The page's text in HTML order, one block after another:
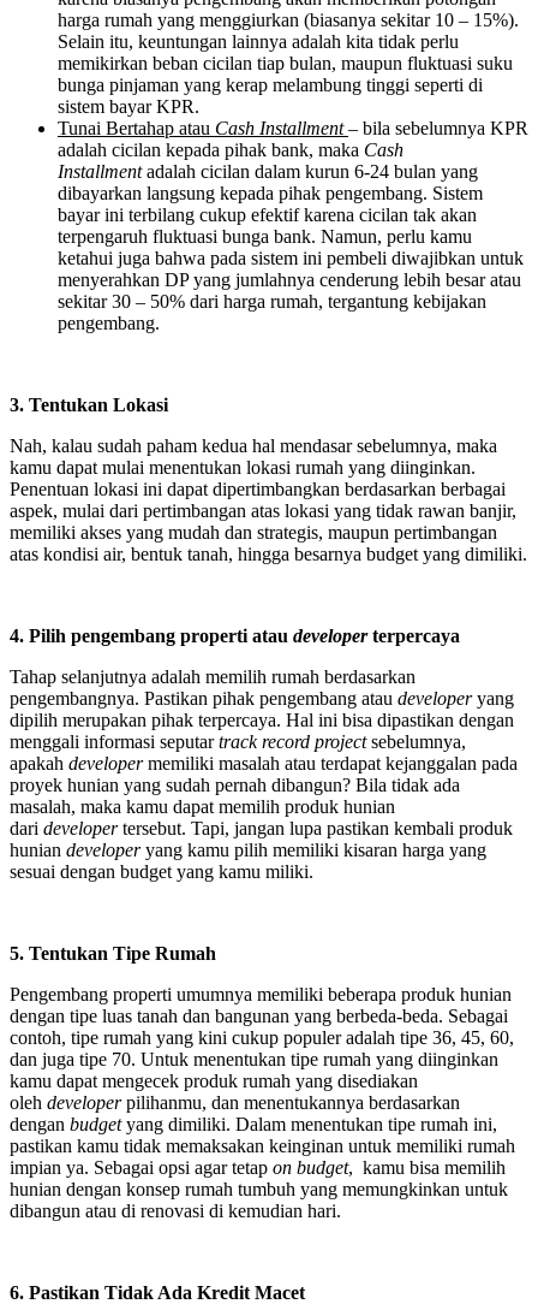
harga rumah yang menggiurkan (biasanya sekitar 10 – 15%).
Selain itu, keuntungan lainnya adalah kita tidak perlu
memikirkan beban cicilan tiap bulan, maupun fluktuasi suku
bunga pinjaman yang kerap melambung tinggi seperti di
sistem bayar KPR.
Tunai Bertahap atau Cash Installment – bila sebelumnya KPR
adalah cicilan kepada pihak bank, maka Cash
Installmentadalah cicilan dalam kurun 6-24 bulan yang
dibayarkan langsung kepada pihak pengembang. Sistem
bayar ini terbilang cukup efektif karena cicilan tak akan
terpengaruh fluktuasi bunga bank. Namun, perlu kamu
ketahui juga bahwa pada sistem ini pembeli diwajibkan untuk
menyerahkan DP yang jumlahnya cenderung lebih besar atau
sekitar 30 – 50% dari harga rumah, tergantung kebijakan
pengembang.
3. Tentukan Lokasi
Nah, kalau sudah paham kedua hal mendasar sebelumnya, maka
kamu dapat mulai menentukan lokasi rumah yang diinginkan.
Penentuan lokasi ini dapat dipertimbangkan berdasarkan berbagai
aspek, mulai dari pertimbangan atas lokasi yang tidak rawan banjir,
memiliki akses yang mudah dan strategis, maupun pertimbangan
atas kondisi air, bentuk tanah, hingga besarnya budget yang dimiliki.
4. Pilih pengembang properti atau developerterpercaya
Tahap selanjutnya adalah memilih rumah berdasarkan
pengembangnya. Pastikan pihak pengembang atau developeryang
dipilih merupakan pihak terpercaya. Hal ini bisa dipastikan dengan
menggali informasi seputartrack record projectsebelumnya,
apakah developermemiliki masalah atau terdapat kejanggalan pada
proyek hunian yang sudah pernah dibangun? Bila tidak ada
masalah, maka kamu dapat memilih produk hunian
dari developertersebut. Tapi, jangan lupa pastikan kembali produk
hunian developeryang kamu pilih memiliki kisaran harga yang
sesuai dengan budget yang kamu miliki.
5. Tentukan Tipe Rumah
Pengembang properti umumnya memiliki beberapa produk hunian
dengan tipe luas tanah dan bangunan yang berbeda-beda. Sebagai
contoh, tipe rumah yang kini cukup populer adalah tipe 36, 45, 60,
dan juga tipe 70. Untuk menentukan tipe rumah yang diinginkan
kamu dapat mengecek produk rumah yang disediakan
oleh developerpilihanmu, dan menentukannya berdasarkan
dengan budgetyang dimiliki. Dalam menentukan tipe rumah ini,
pastikan kamu tidak memaksakan keinginan untuk memiliki rumah
impian ya. Sebagai opsi agar tetap on budget, kamu bisa memilih
hunian dengan konsep rumah tumbuh yang memungkinkan untuk
dibangun atau di renovasi di kemudian hari.
6. Pastikan Tidak Ada Kredit Macet